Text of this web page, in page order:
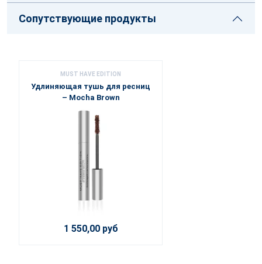
Сопутствующие продукты
MUST HAVE EDITION
Удлиняющая тушь для ресниц
– Mocha Brown
1 550,00 руб